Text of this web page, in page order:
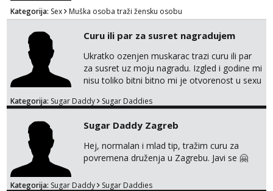
Kategorija: Sex Muška osoba traži žensku osobu
Curu ili par za susret nagradujem
Ukratko ozenjen muskarac trazi curu ili par
za susret uz moju nagradu. Izgled i godine mi
nisu toliko bitni bitno mi je otvorenost u sexu
jave na mail . Molim ako je moguce prvi mail
necete pozalit
Kategorija: Sugar Daddy Sugar Daddies
Sugar Daddy Zagreb
Hej, normalan i mlad tip, tražim curu za
povremena druženja u Zagrebu. Javi se 🤗
Kategorija: Sugar Daddy Sugar Daddies